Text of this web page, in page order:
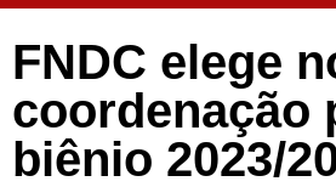
FNDC elege
coordenação
biênio 2023/